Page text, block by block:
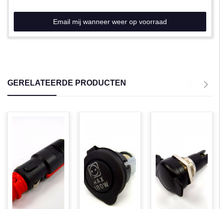
Email mij wanneer weer op voorraad
GERELATEERDE PRODUCTEN